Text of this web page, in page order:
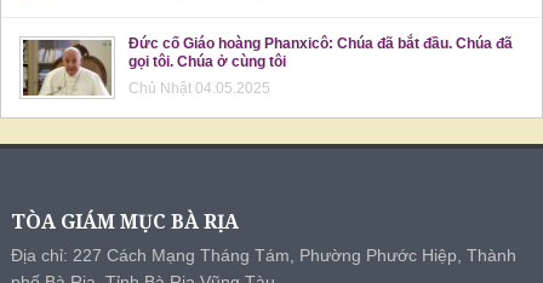
Đức cố Giáo hoàng Phanxicô: Chúa đã bắt đầu. Chúa đã
gọi tôi. Chúa ở cùng tôi
Chủ Nhật 04.05.2025
TÒA GIÁM MỤC BÀ RỊA
Địa chỉ: 227 Cách Mạng Tháng Tám, Phường Phước Hiệp, Thành